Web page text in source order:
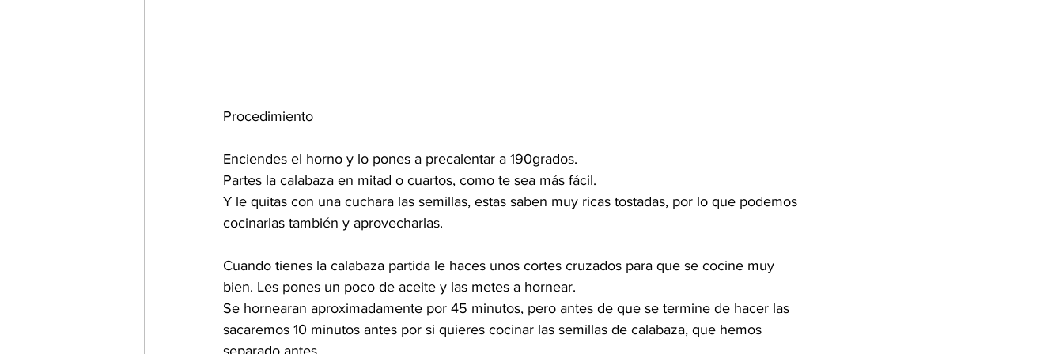
Procedimiento
Enciendes el horno y lo pones a precalentar a 190grados.
Partes la calabaza en mitad o cuartos, como te sea más fácil.
Y le quitas con una cuchara las semillas, estas saben muy ricas tostadas, por lo que podemos
cocinarlas también y aprovecharlas.
Cuando tienes la calabaza partida le haces unos cortes cruzados para que se cocine muy
bien. Les pones un poco de aceite y las metes a hornear.
Se hornearan aproximadamente por 45 minutos, pero antes de que se termine de hacer las
sacaremos 10 minutos antes por si quieres cocinar las semillas de calabaza, que hemos
separado antes.